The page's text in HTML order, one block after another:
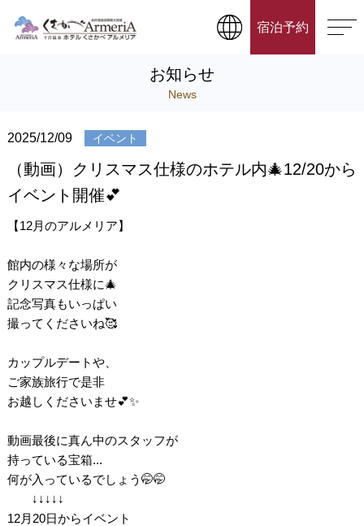
宿泊予約
お知らせ
News
2025/12/09 イベント
（動画）クリスマス仕様のホテル内🎄12/20から
イベント開催💕
【12月のアルメリア】
館内の様々な場所が
クリスマス仕様に🎄
記念写真もいっぱい
撮ってくださいね🥰
カップルデートや、
ご家族旅行で是非
お越しくださいませ💕✨
動画最後に真ん中のスタッフが
持っている宝箱...
何が入っているでしょう🤭🤭
↓↓↓↓↓
12月20日からイベント